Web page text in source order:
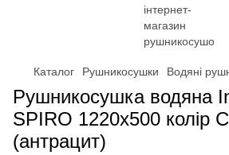
Каталог Рушникосушки Водяні
Рушникосушка водяна
SPIRO 1220x500 колір
(антрацит)